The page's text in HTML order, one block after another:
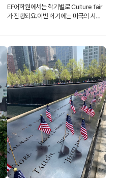
EF어학원에서는 학기별로 Culture fair
가 진행되요.이번 학기에는 미국의 시대
하는 “US History&Culture Fair”를 진